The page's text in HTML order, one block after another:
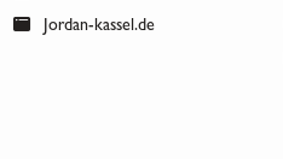
Jordan-kassel.de